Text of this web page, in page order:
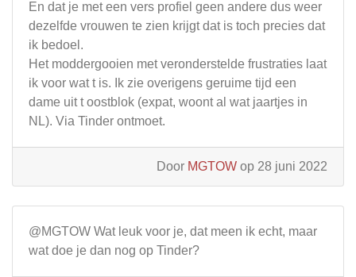
En dat je met een vers profiel geen andere dus weer
dezelfde vrouwen te zien krijgt dat is toch precies dat
ik bedoel.
Het moddergooien met veronderstelde frustraties laat
ik voor wat t is. Ik zie overigens geruime tijd een
dame uit t oostblok (expat, woont al wat jaartjes in
NL). Via Tinder ontmoet.
Door MGTOW op 28 juni 2022
@MGTOW Wat leuk voor je, dat meen ik echt, maar
wat doe je dan nog op Tinder?